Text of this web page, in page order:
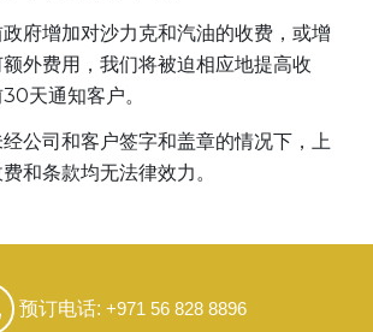
府增加对沙力克和汽油的收费，或增
外费用，我们将被迫相应地提高收
天通知客户。
公司和客户签字和盖章的情况下，上
和条款均无法律效力。
预订电话: +971 56 828 8896